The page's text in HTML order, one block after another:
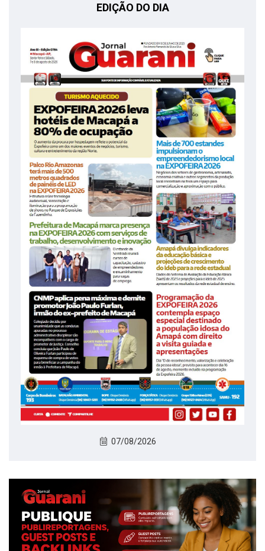
EDIÇÃO DO DIA
07/08/2026